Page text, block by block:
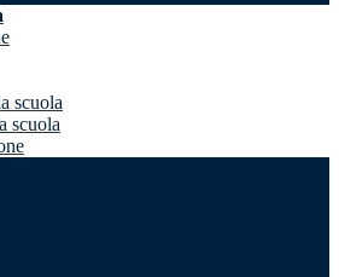
scuola
scuola